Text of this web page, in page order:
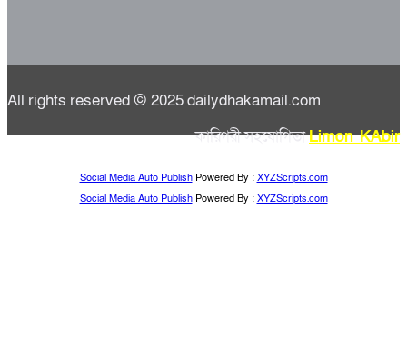
All rights reserved © 2025 dailydhakamail.com
কারিগরী সহযোগিতাLimon KAbir
Social Media Auto PublishPowered By : XYZScripts.com
Social Media Auto PublishPowered By : XYZScripts.com